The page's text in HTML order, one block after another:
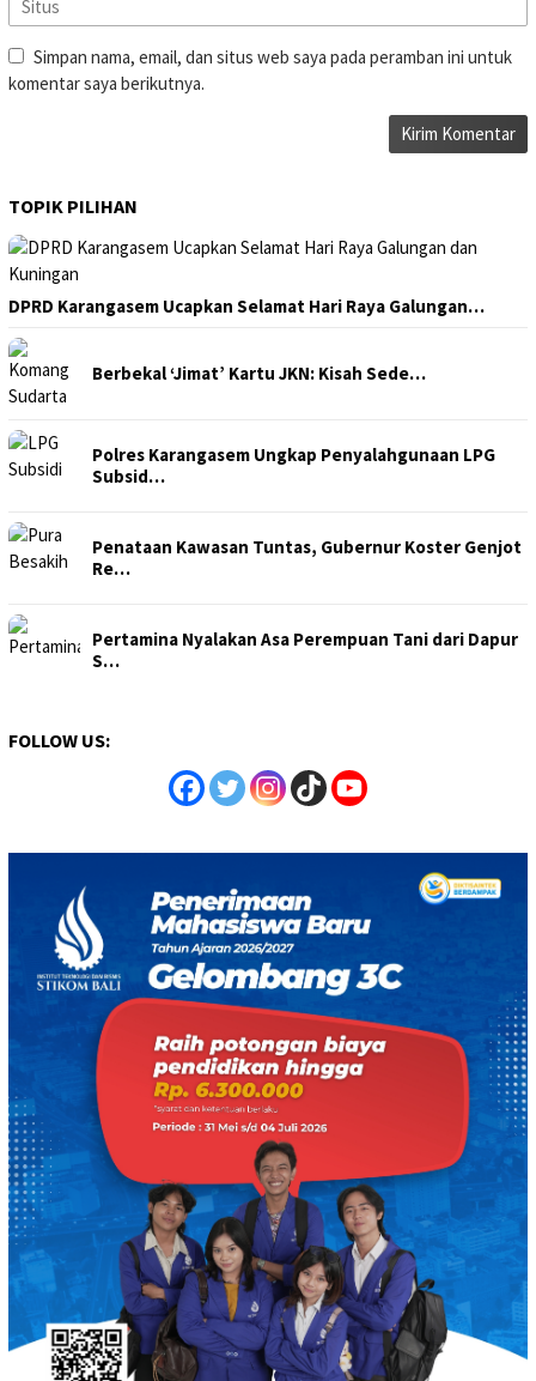
Simpan nama, email, dan situs web saya pada peramban ini untuk
komentar saya berikutnya.
TOPIK PILIHAN
DPRD Karangasem Ucapkan Selamat Hari Raya Galungan…
Berbekal ‘Jimat’ Kartu JKN: Kisah Sede…
Polres Karangasem Ungkap Penyalahgunaan LPG
Subsid…
Penataan Kawasan Tuntas, Gubernur Koster Genjot
Re…
Pertamina Nyalakan Asa Perempuan Tani dari Dapur
S…
FOLLOW US: